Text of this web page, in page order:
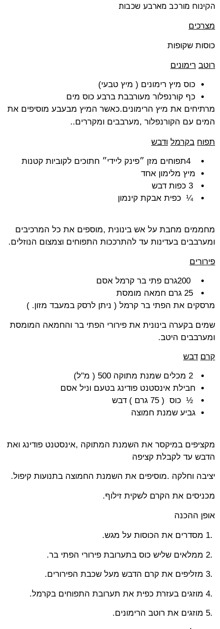
הקינוח מורכב מארבע שכבות
מצרכים
כוסות שקופות
רוטב רימונים
כוס מיץ רימונים ) מיץ טבעי(
כף קורנפלור מעורבבת ברבע כוס מים
מרתיחים את מיץ הרימונים.כאשר המיץ מבעבע מוסיפים את
המים עם הקורנפלור,מערבבים ומקררים..
תפוח בקרמל ודבש
4תפוחים מזן ״פינק ליידי״ חתוכים לקוביות קטנות
מיץ מלימון אחד
3כפות דבש
¼כפית אבקת קינמון
מחממים מחבת על אש בינונית,מוספים את כל המרכיבים
ומערבבים בעדינות עד להתרככות התפוחים וצמצום הנוזלים.
פירורים
200גרם פתי בר קרמל אסם
25גרם חמאה מומסת
מרסקים את הפתי בר קרמל ) ניתן לרסק במעבד מזון( .
שמים בקערה בינונית את פירורי הפתי בר והחמאה המומסת
ומערבבים היטב.
קרם דבש
2מכלים שמנת מתוקה) 500 מ"ל(
חבילת אינסטנט פודינג בטעם וניל אסם
½כוס ( 75 גרם (דבש
גביע שמנת חמוצה
מקציפים במיקסר את השמנת המתוקה,אינסטנט פודינג ואת
הדבש עד לקבלת קציפה
יציבה וחלקה.מוסיפים את השמנת החמוצה בתנועות קיפול.
מכניסים את הקרם לשקית זילוף.
אופן ההכנה
1.מסדרים את הכוסות על מגש.
2.ממלאים שליש כוס בתערובת פירורי הפתי בר.
3.מזליפים את קרם הדבש מעל שכבת הפירורים.
4.מוזגים בעזרת כפית את תערובת התפוחים בקרמל.
5.מוזגים את רוטב הרימונים.